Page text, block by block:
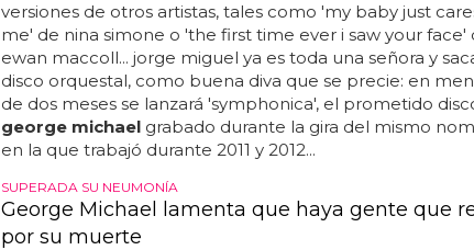
versiones de otros artistas, tales como 'my baby just
me' de nina simone o 'the first time ever i saw your face'
ewan maccoll... jorge miguel ya es toda una señora y
disco orquestal, como buena diva que se precie: en
de dos meses se lanzará 'symphonica', el prometido
george michaelgrabado durante la gira del mismo
en la que trabajó durante 2011 y 2012...
SUPERADA SU NEUMONÍA
George Michael lamenta que haya gente que
por su muerte